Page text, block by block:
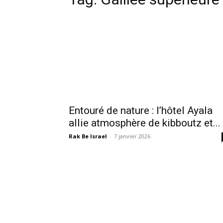
Entouré de nature : l’hôtel Ayala
allie atmosphère de kibboutz et...
Rak Be Israel - 7 janvier 2026